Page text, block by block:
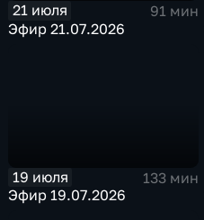
21 июля
91 мин
Эфир 21.07.2026
19 июля
133 мин
Эфир 19.07.2026